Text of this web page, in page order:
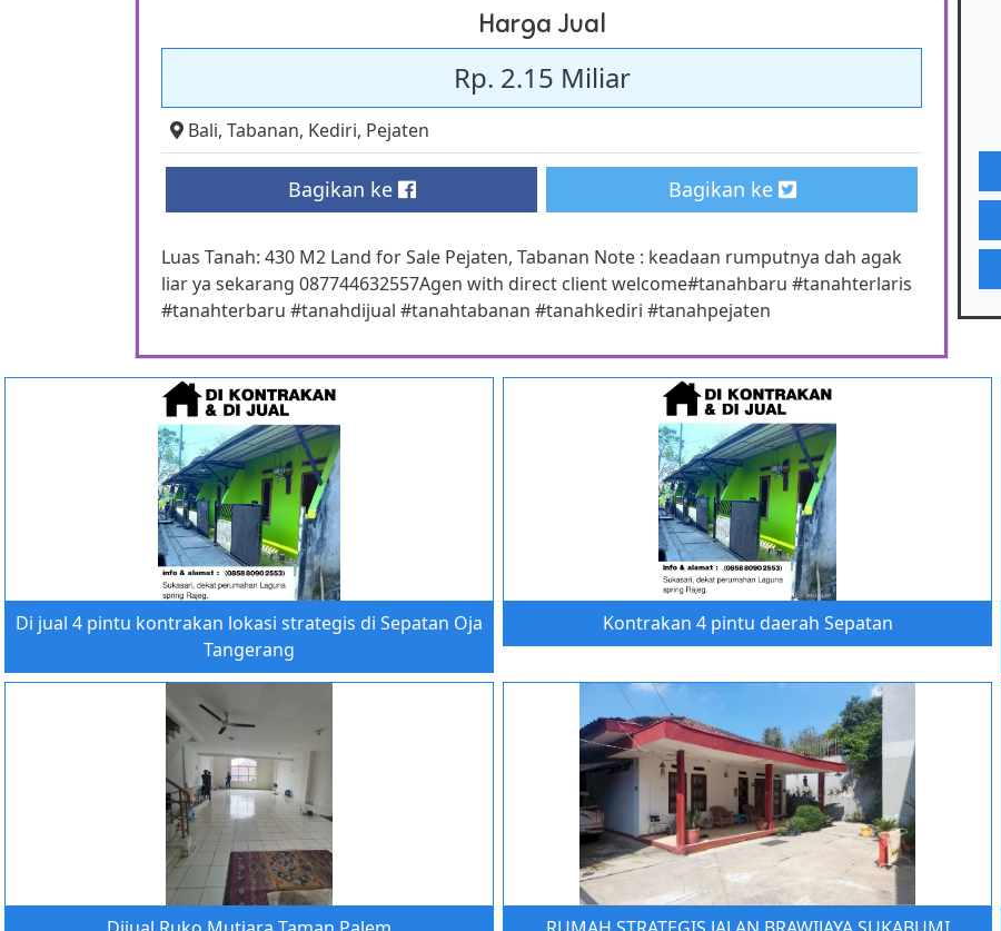
Harga Jual
Rp. 2.15 Miliar
Bali, Tabanan, Kediri, Pejaten
Bagikan ke Bagikan ke
Luas Tanah: 430 M2 Land for Sale Pejaten, Tabanan Note : keadaan rumputnya dah agak
liar ya sekarang 087744632557Agen with direct client welcome#tanahbaru #tanahterlaris
#tanahterbaru #tanahdijual #tanahtabanan #tanahkediri #tanahpejaten
Di jual 4 pintu kontrakan lokasi strategis di Sepatan Oja
Tangerang
Kontrakan 4 pintu daerah Sepatan